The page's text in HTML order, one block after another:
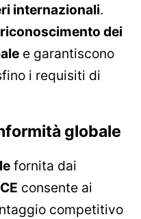
internazionali.
dei
e garantiscono
i requisiti di
globale
fornita dai
consente ai
competitivo